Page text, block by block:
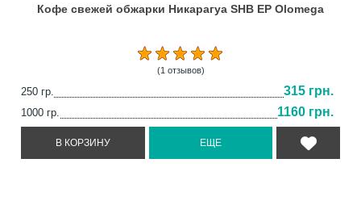
Кофе свежей обжарки Никарагуа SHB EP Olomega
(1 отзывов)
250 гр. 315 грн.
1000 гр. 1160 грн.